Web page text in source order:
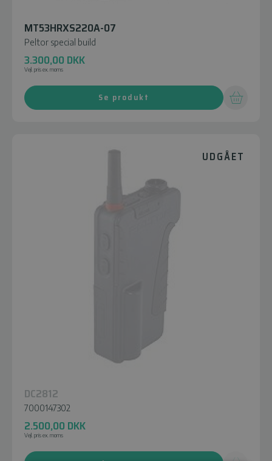
MT53HRXS220A-07
Peltor special build
3.300,00 DKK
Vejl. pris ex. moms
Se produkt
UDGÅET
DC2812
7000147302
2.500,00 DKK
Vejl. pris ex. moms